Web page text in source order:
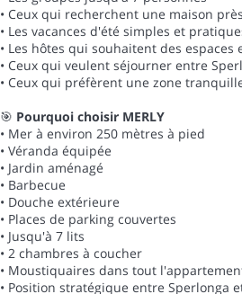
• Ceux qui recherchent une maison
• Les vacances d'été simples et
• Les hôtes qui souhaitent des espaces
• Ceux qui veulent séjourner entre
• Ceux qui préfèrent une zone
🎯 Pourquoi choisir MERLY
• Mer à environ 250 mètres à pied
• Véranda équipée
• Jardin aménagé
• Barbecue
• Douche extérieure
• Places de parking couvertes
• Jusqu'à 7 lits
• 2 chambres à coucher
• Moustiquaires dans tout
• Position stratégique entre Sperlonga